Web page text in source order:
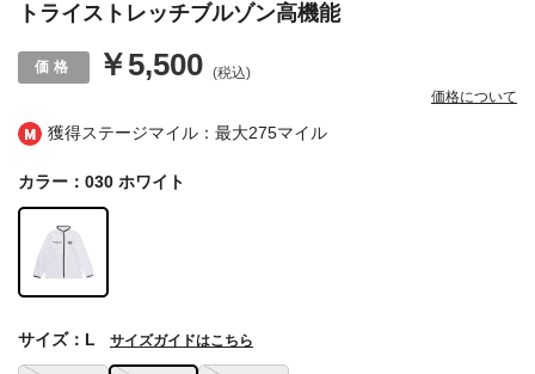
獲得ステージマイル：最大275マイル
トライストレッチブルゾン高機能
￥5,500 (税込)
価格について
カラー：030 ホワイト
サイズ：L サイズガイドはこちら